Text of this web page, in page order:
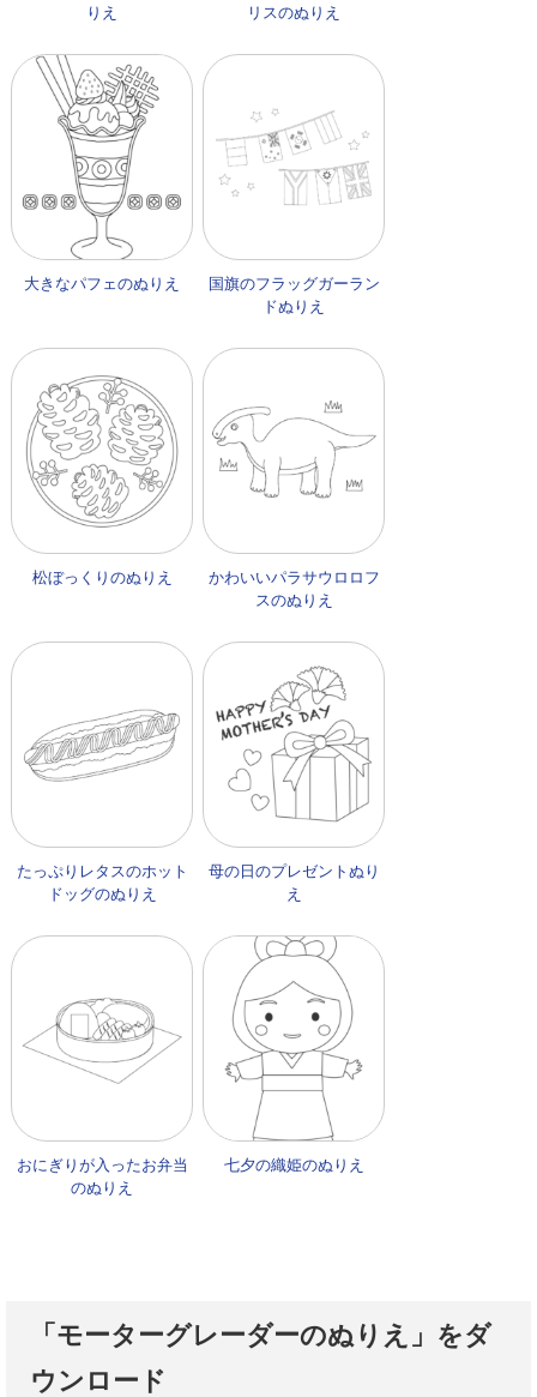
りえ
リスのぬりえ
大きなパフェのぬりえ
国旗のフラッグガーラン
ドぬりえ
松ぼっくりのぬりえ
かわいいパラサウロロフ
スのぬりえ
たっぷりレタスのホット
ドッグのぬりえ
母の日のプレゼントぬり
え
おにぎりが入ったお弁当
のぬりえ
七夕の織姫のぬりえ
「モーターグレーダーのぬりえ」をダ
ウンロード